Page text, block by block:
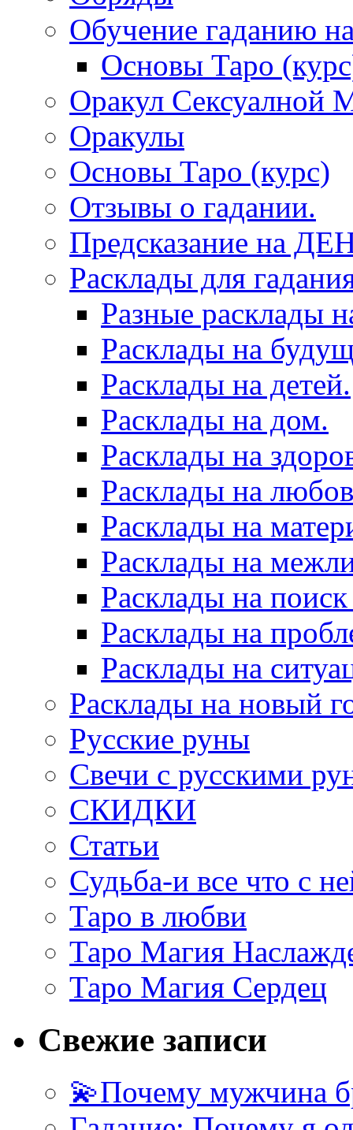
Обучение гаданию
Основы Таро
Оракул Сексуалной
Оракулы
Основы Таро (курс)
Отзывы о гадании.
Предсказание на
Расклады для
Разные расклады
Расклады на
Расклады на детей.
Расклады на дом.
Расклады на
Расклады на
Расклады на
Расклады на
Расклады на
Расклады на
Расклады на
Расклады на новый
Русские руны
Свечи с русскими
СКИДКИ
Статьи
Судьба-и все что с
Таро в любви
Таро Магия
Таро Магия Сердец
Свежие записи
💫Почему мужчина